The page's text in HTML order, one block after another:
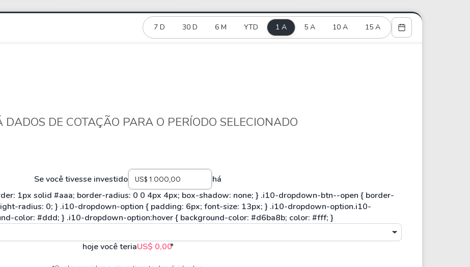
Coca-Cola
Solana
Cardano
As Ações Mais Buscadas
Guia do Iniciante
7 D 30 D 6 M YTD 1 A 5 A 10 A 15 A
DADOS DE COTAÇÃO PARA O PERÍODO SELECIONADO
Se você tivesse investido há
hoje você teriaUS$ 0,00*